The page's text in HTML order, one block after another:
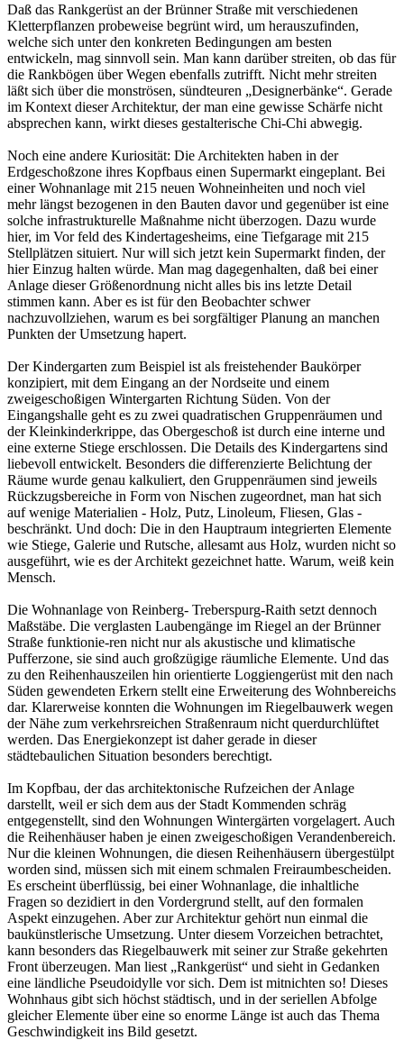
Daß das Rankgerüst an der Brünner Straße mit verschiedenen
Kletterpflanzen probeweise begrünt wird, um herauszufinden,
welche sich unter den konkreten Bedingungen am besten
entwickeln, mag sinnvoll sein. Man kann darüber streiten, ob das für
die Rankbögen über Wegen ebenfalls zutrifft. Nicht mehr streiten
läßt sich über die monströsen, sündteuren „Designerbänke“. Gerade
im Kontext dieser Architektur, der man eine gewisse Schärfe nicht
absprechen kann, wirkt dieses gestalterische Chi-Chi abwegig.
Noch eine andere Kuriosität: Die Architekten haben in der
Erdgeschoßzone ihres Kopfbaus einen Supermarkt eingeplant. Bei
einer Wohnanlage mit 215 neuen Wohneinheiten und noch viel
mehr längst bezogenen in den Bauten davor und gegenüber ist eine
solche infrastrukturelle Maßnahme nicht überzogen. Dazu wurde
hier, im Vor feld des Kindertagesheims, eine Tiefgarage mit 215
Stellplätzen situiert. Nur will sich jetzt kein Supermarkt finden, der
hier Einzug halten würde. Man mag dagegenhalten, daß bei einer
Anlage dieser Größenordnung nicht alles bis ins letzte Detail
stimmen kann. Aber es ist für den Beobachter schwer
nachzuvollziehen, warum es bei sorgfältiger Planung an manchen
Punkten der Umsetzung hapert.
Der Kindergarten zum Beispiel ist als freistehender Baukörper
konzipiert, mit dem Eingang an der Nordseite und einem
zweigeschoßigen Wintergarten Richtung Süden. Von der
Eingangshalle geht es zu zwei quadratischen Gruppenräumen und
der Kleinkinderkrippe, das Obergeschoß ist durch eine interne und
eine externe Stiege erschlossen. Die Details des Kindergartens sind
liebevoll entwickelt. Besonders die differenzierte Belichtung der
Räume wurde genau kalkuliert, den Gruppenräumen sind jeweils
Rückzugsbereiche in Form von Nischen zugeordnet, man hat sich
auf wenige Materialien - Holz, Putz, Linoleum, Fliesen, Glas -
beschränkt. Und doch: Die in den Hauptraum integrierten Elemente
wie Stiege, Galerie und Rutsche, allesamt aus Holz, wurden nicht so
ausgeführt, wie es der Architekt gezeichnet hatte. Warum, weiß kein
Mensch.
Die Wohnanlage von Reinberg- Treberspurg-Raith setzt dennoch
Maßstäbe. Die verglasten Laubengänge im Riegel an der Brünner
Straße funktionie-ren nicht nur als akustische und klimatische
Pufferzone, sie sind auch großzügige räumliche Elemente. Und das
zu den Reihenhauszeilen hin orientierte Loggiengerüst mit den nach
Süden gewendeten Erkern stellt eine Erweiterung des Wohnbereichs
dar. Klarerweise konnten die Wohnungen im Riegelbauwerk wegen
der Nähe zum verkehrsreichen Straßenraum nicht querdurchlüftet
werden. Das Energiekonzept ist daher gerade in dieser
städtebaulichen Situation besonders berechtigt.
Im Kopfbau, der das architektonische Rufzeichen der Anlage
darstellt, weil er sich dem aus der Stadt Kommenden schräg
entgegenstellt, sind den Wohnungen Wintergärten vorgelagert. Auch
die Reihenhäuser haben je einen zweigeschoßigen Verandenbereich.
Nur die kleinen Wohnungen, die diesen Reihenhäusern übergestülpt
worden sind, müssen sich mit einem schmalen Freiraumbescheiden.
Es erscheint überflüssig, bei einer Wohnanlage, die inhaltliche
Fragen so dezidiert in den Vordergrund stellt, auf den formalen
Aspekt einzugehen. Aber zur Architektur gehört nun einmal die
baukünstlerische Umsetzung. Unter diesem Vorzeichen betrachtet,
kann besonders das Riegelbauwerk mit seiner zur Straße gekehrten
Front überzeugen. Man liest „Rankgerüst“ und sieht in Gedanken
eine ländliche Pseudoidylle vor sich. Dem ist mitnichten so! Dieses
Wohnhaus gibt sich höchst städtisch, und in der seriellen Abfolge
gleicher Elemente über eine so enorme Länge ist auch das Thema
Geschwindigkeit ins Bild gesetzt.